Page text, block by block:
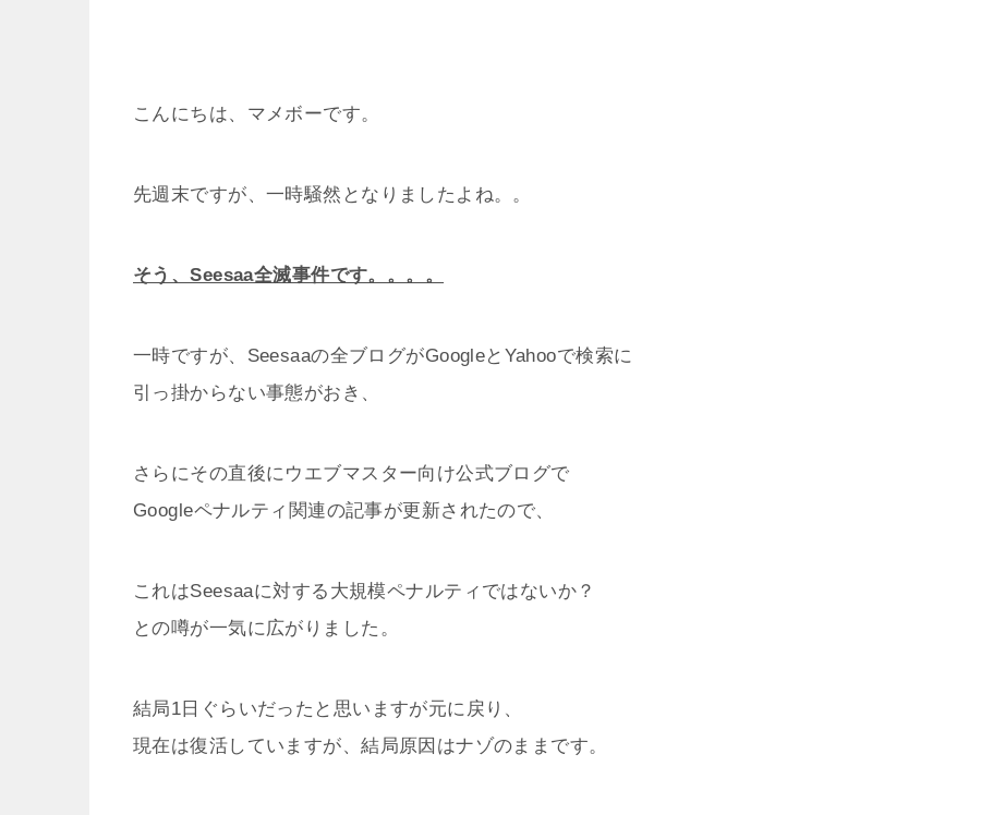
こんにちは、マメボーです。
先週末ですが、一時騒然となりましたよね。。
そう、Seesaa全滅事件です。。。。
一時ですが、Seesaaの全ブログがGoogleとYahooで検索に
引っ掛からない事態がおき、
さらにその直後にウエブマスター向け公式ブログで
Googleペナルティ関連の記事が更新されたので、
これはSeesaaに対する大規模ペナルティではないか？
との噂が一気に広がりました。
結局1日ぐらいだったと思いますが元に戻り、
現在は復活していますが、結局原因はナゾのままです。